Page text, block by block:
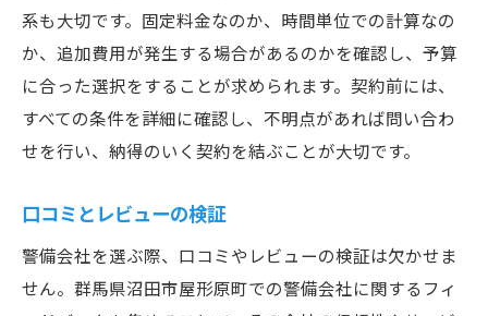
系も大切です。固定料金なのか、時間単位での計算なの
か、追加費用が発生する場合があるのかを確認し、予算
に合った選択をすることが求められます。契約前には、
すべての条件を詳細に確認し、不明点があれば問い合わ
せを行い、納得のいく契約を結ぶことが大切です。
口コミとレビューの検証
警備会社を選ぶ際、口コミやレビューの検証は欠かせま
せん。群馬県沼田市屋形原町での警備会社に関するフィ